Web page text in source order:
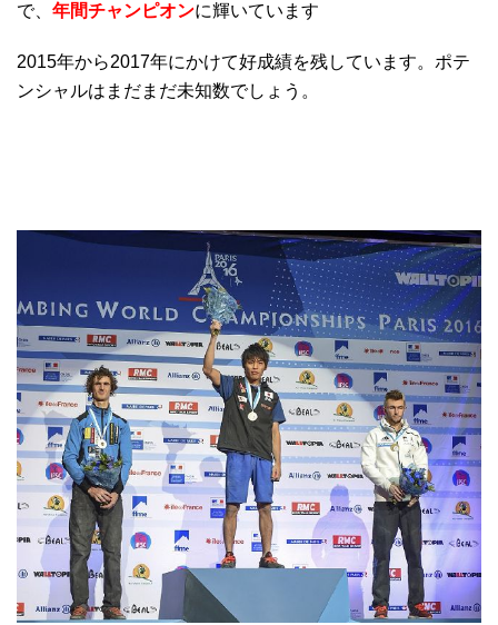
で、 年間チャンピオンに輝いています
2015年から2017年にかけて好成績を残しています。ポテ
ンシャルはまだまだ未知数でしょう。